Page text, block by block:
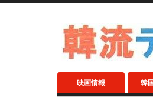
映画情報 韓